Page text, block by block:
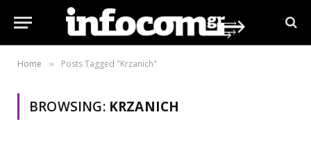
Home » Posts Tagged "Krzanich"
BROWSING: KRZANICH